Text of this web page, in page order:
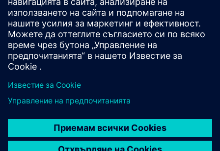
Build
Разширява или надгражда продукт/решение на Siemens
Xcelerator чрез създаване на нов продукт или създава
ново клиентско решение чрез интегриране на
продукта на Siemens Xcelerator и собствен продукт